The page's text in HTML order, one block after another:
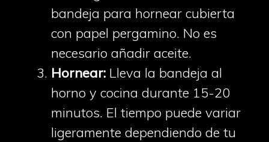
bandeja para hornear cubierta
con papel pergamino. No es
necesario añadir aceite.
Hornear: Lleva la bandeja al
horno y cocina durante 15-20
minutos. El tiempo puede variar
ligeramente dependiendo de tu